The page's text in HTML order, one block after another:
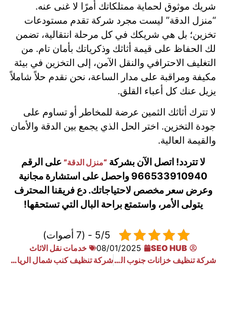
شريك موثوق لحماية ممتلكاتك أمرًا لا غنى عنه.
“منزل الدقة” ليست مجرد شركة تقدم مستودعات
تخزين؛ بل هي شريكك في كل مرحلة انتقالية، تضمن
لك الحفاظ على قيمة أثاثك وذكرياتك بأمان تام. من
التغليف الاحترافي والنقل الآمن، إلى التخزين في بيئة
مكيفة ومراقبة على مدار الساعة، نحن نقدم حلاً شاملاً
يزيل عنك كل أعباء القلق.
لا تترك أثاثك الثمين عرضة للمخاطر أو تساوم على
جودة التخزين. اختر الحل الذي يجمع بين الدقة والأمان
والقيمة العالية.
لا تتردد! اتصل الآن بشركة“منزل الدقة” على الرقم
966533910940 واحصل على استشارة مجانية
وعرض سعر مخصص لاحتياجاتك. دع فريقنا المحترف
يتولى الأمر، واستمتع براحة البال التي تستحقها!
5/5 - (7 أصوات)
SEO HUB
08/01/2025
خدمات نقل الاثاث
شركة تنظيف خزانات جنوب الرياض
شركة تنظيف كنب شمال الرياض